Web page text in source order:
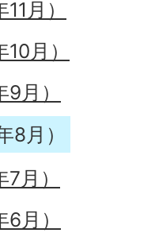
月）
月）
月）
月）
月）
月）